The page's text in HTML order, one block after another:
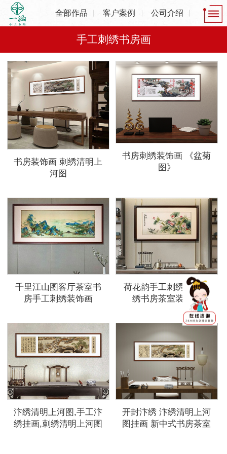
全部作品 客户案例 公司介绍
手工刺绣书房画
书房装饰画 刺绣清明上
河图
书房刺绣装饰画 《盆菊
图》
千里江山图客厅茶室书
房手工刺绣装饰画
荷花韵手工刺绣开封汴
绣书房茶室装饰画
汴绣清明上河图,手工汴
绣挂画,刺绣清明上河图
开封汴绣 汴绣清明上河
图挂画 新中式书房茶室